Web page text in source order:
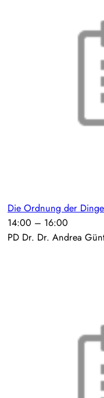
Die Ordnung der
14:00 – 16:00
PD Dr. Dr. Andrea